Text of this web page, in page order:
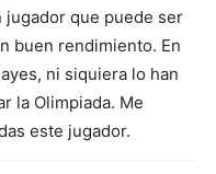
jugador que puede ser
buen rendimiento. En
ni siquiera lo han
la Olimpiada. Me
este jugador.